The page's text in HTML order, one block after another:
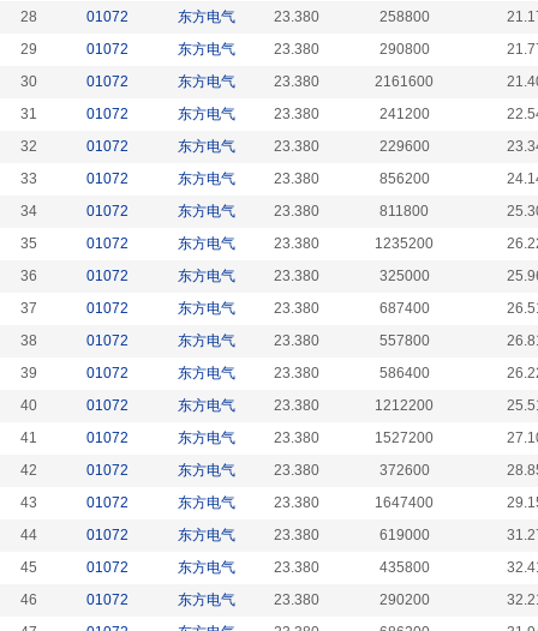
28
01072 东方电气 23.380 258800
29
01072 东方电气 23.380 290800
30
01072 东方电气 23.380 2161600
31
01072 东方电气 23.380 241200
32
01072 东方电气 23.380 229600
33
01072 东方电气 23.380 856200
34
01072 东方电气 23.380 811800
35
01072 东方电气 23.380 1235200
36
01072 东方电气 23.380 325000
37
01072 东方电气 23.380 687400
38
01072 东方电气 23.380 557800
39
01072 东方电气 23.380 586400
40
01072 东方电气 23.380 1212200
41
01072 东方电气 23.380 1527200
42
01072 东方电气 23.380 372600
43
01072 东方电气 23.380 1647400
44
01072 东方电气 23.380 619000
45
01072 东方电气 23.380 435800
46
01072 东方电气 23.380 290200